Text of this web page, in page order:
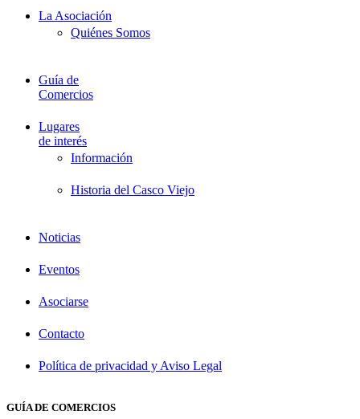
La Asociación
Quiénes Somos
Guía de
Comercios
Lugares
de interés
Información
Historia del Casco Viejo
Noticias
Eventos
Asociarse
Contacto
Política de privacidad y Aviso Legal
GUÍA DE COMERCIOS